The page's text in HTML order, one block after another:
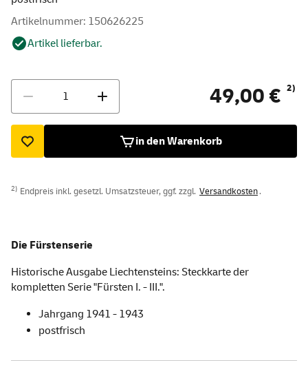
Artikelnummer: 150626225
Artikel lieferbar.
49,00 € 2)
in den Warenkorb
2) Endpreis inkl. gesetzl. Umsatzsteuer, ggf. zzgl. Versandkosten.
Die Fürstenserie
Historische Ausgabe Liechtensteins: Steckkarte der
kompletten Serie "Fürsten I. - III.".
Jahrgang 1941 - 1943
postfrisch